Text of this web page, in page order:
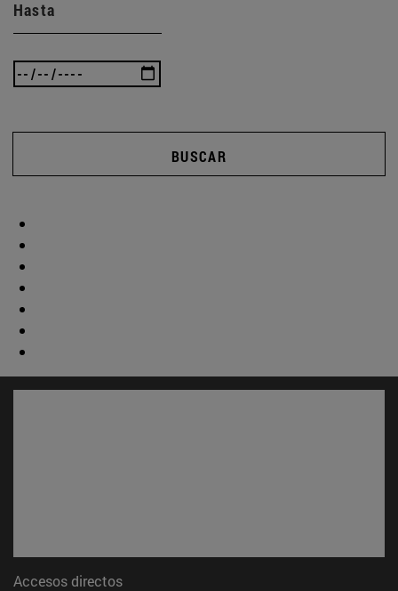
Hasta
BUSCAR
Accesos directos